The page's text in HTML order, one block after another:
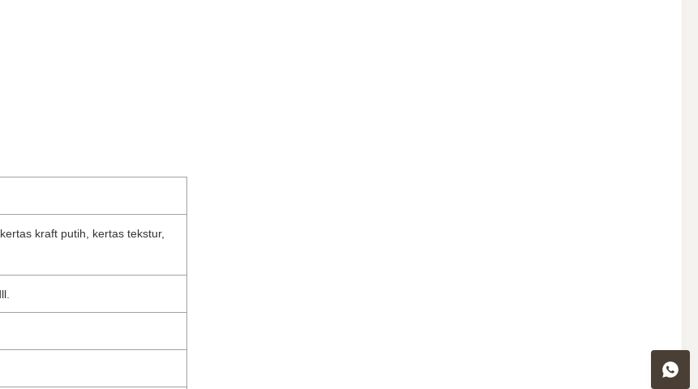
kraft putih, kertas tekstur,